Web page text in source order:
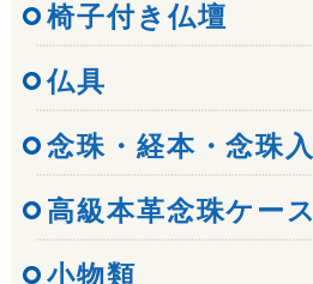
椅子付き仏壇
仏具
念珠・経本・念珠入
高級本革念珠ケース
小物類